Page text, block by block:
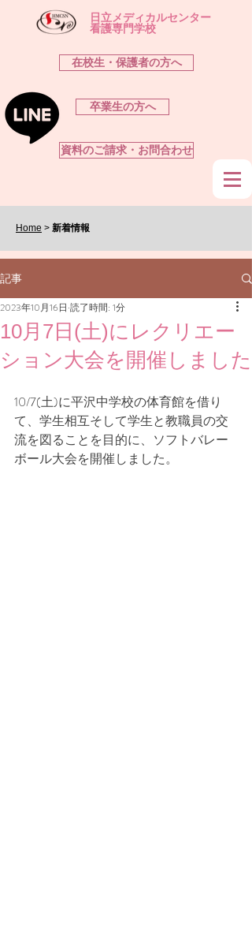
​日立メディカルセンター
看護専門学校
在校生・保護者の方へ
卒業生の方へ
資料のご請求・お問合わせ
Home > 新着情報
記事
10月7日(土)にレクリエー
ション大会を開催しました
2023年10月16日 読了時間: 1分
10/7(土)に平沢中学校の体育館を借り
て、学生相互そして学生と教職員の交
流を図ることを目的に、ソフトバレー
ボール大会を開催しました。